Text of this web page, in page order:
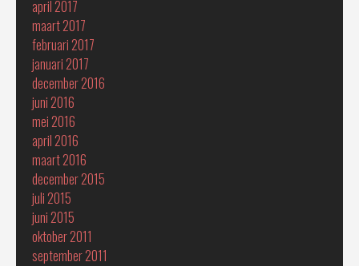
april 2017
maart 2017
februari 2017
januari 2017
december 2016
juni 2016
mei 2016
april 2016
maart 2016
december 2015
juli 2015
juni 2015
oktober 2011
september 2011